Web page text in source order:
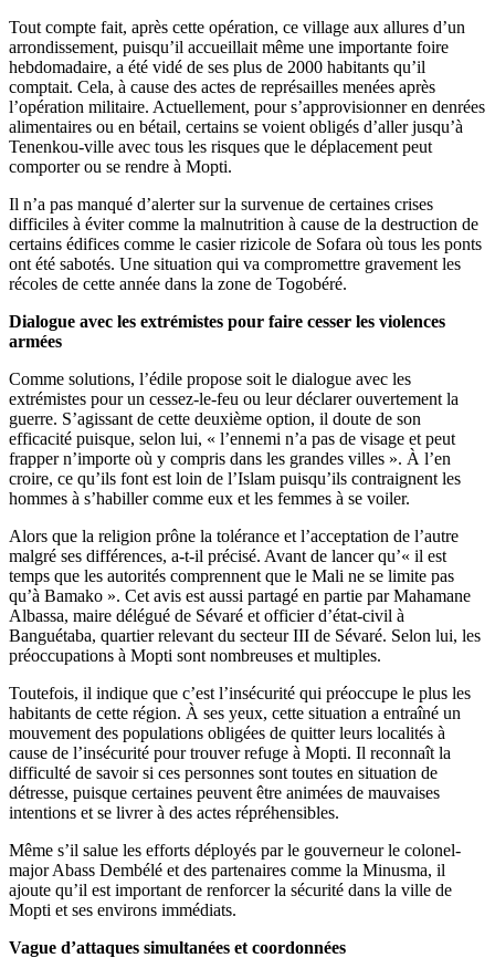
Tout compte fait, après cette opération, ce village aux allures d’un
arrondissement, puisqu’il accueillait même une importante foire
hebdomadaire, a été vidé de ses plus de 2000 habitants qu’il
comptait. Cela, à cause des actes de représailles menées après
l’opération militaire. Actuellement, pour s’approvisionner en denrées
alimentaires ou en bétail, certains se voient obligés d’aller jusqu’à
Tenenkou-ville avec tous les risques que le déplacement peut
comporter ou se rendre à Mopti.
Il n’a pas manqué d’alerter sur la survenue de certaines crises
difficiles à éviter comme la malnutrition à cause de la destruction de
certains édifices comme le casier rizicole de Sofara où tous les ponts
ont été sabotés. Une situation qui va compromettre gravement les
récoles de cette année dans la zone de Togobéré.
Dialogue avec les extrémistes pour faire cesser les violences
armées
Comme solutions, l’édile propose soit le dialogue avec les
extrémistes pour un cessez-le-feu ou leur déclarer ouvertement la
guerre. S’agissant de cette deuxième option, il doute de son
efficacité puisque, selon lui, « l’ennemi n’a pas de visage et peut
frapper n’importe où y compris dans les grandes villes ». À l’en
croire, ce qu’ils font est loin de l’Islam puisqu’ils contraignent les
hommes à s’habiller comme eux et les femmes à se voiler.
Alors que la religion prône la tolérance et l’acceptation de l’autre
malgré ses différences, a-t-il précisé. Avant de lancer qu’« il est
temps que les autorités comprennent que le Mali ne se limite pas
qu’à Bamako ». Cet avis est aussi partagé en partie par Mahamane
Albassa, maire délégué de Sévaré et officier d’état-civil à
Banguétaba, quartier relevant du secteur III de Sévaré. Selon lui, les
préoccupations à Mopti sont nombreuses et multiples.
Toutefois, il indique que c’est l’insécurité qui préoccupe le plus les
habitants de cette région. À ses yeux, cette situation a entraîné un
mouvement des populations obligées de quitter leurs localités à
cause de l’insécurité pour trouver refuge à Mopti. Il reconnaît la
difficulté de savoir si ces personnes sont toutes en situation de
détresse, puisque certaines peuvent être animées de mauvaises
intentions et se livrer à des actes répréhensibles.
Même s’il salue les efforts déployés par le gouverneur le colonel-
major Abass Dembélé et des partenaires comme la Minusma, il
ajoute qu’il est important de renforcer la sécurité dans la ville de
Mopti et ses environs immédiats.
Vague d’attaques simultanées et coordonnées